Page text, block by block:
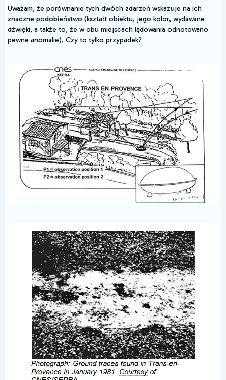
Uważam, że porównanie tych dwóch zdarzeń wskazuje na ich
znaczne podobieństwo (kształt obiektu, jego kolor, wydawane
dźwięki, a także to, że w obu miejscach lądowania odnotowano
pewne anomalie). Czy to tylko przypadek?